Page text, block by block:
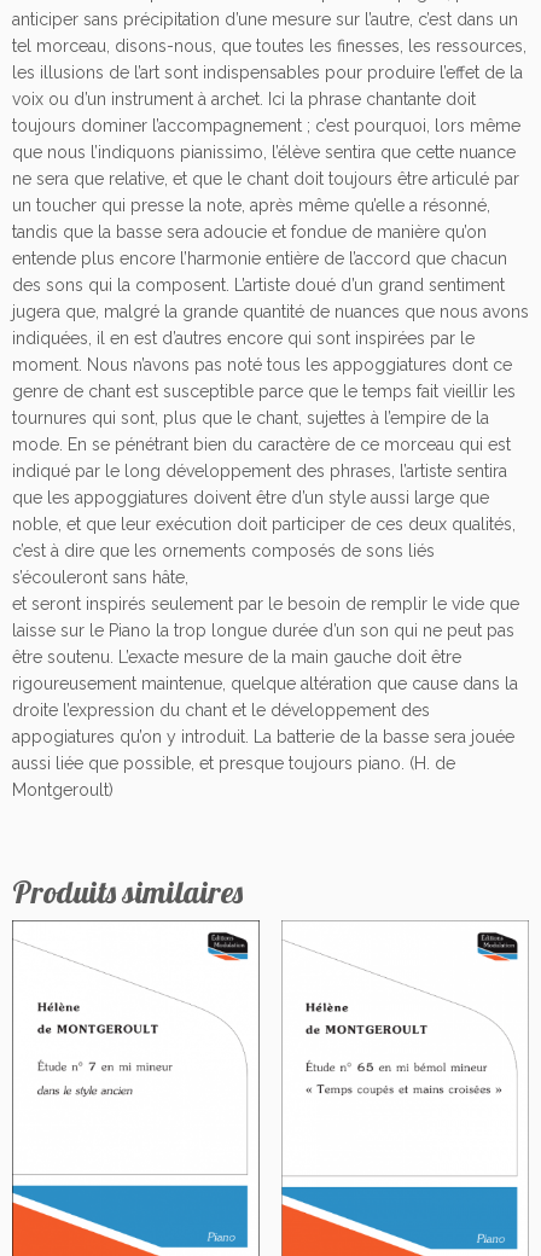
anticiper sans précipitation d’une mesure sur l’autre, c’est dans un
tel morceau, disons-nous, que toutes les finesses, les ressources,
les illusions de l’art sont indispensables pour produire l’effet de la
voix ou d’un instrument à archet. Ici la phrase chantante doit
toujours dominer l’accompagnement ; c’est pourquoi, lors même
que nous l’indiquons pianissimo, l’élève sentira que cette nuance
ne sera que relative, et que le chant doit toujours être articulé par
un toucher qui presse la note, après même qu’elle a résonné,
tandis que la basse sera adoucie et fondue de manière qu’on
entende plus encore l’harmonie entière de l’accord que chacun
des sons qui la composent. L’artiste doué d’un grand sentiment
jugera que, malgré la grande quantité de nuances que nous avons
indiquées, il en est d’autres encore qui sont inspirées par le
moment. Nous n’avons pas noté tous les appoggiatures dont ce
genre de chant est susceptible parce que le temps fait vieillir les
tournures qui sont, plus que le chant, sujettes à l’empire de la
mode. En se pénétrant bien du caractère de ce morceau qui est
indiqué par le long développement des phrases, l’artiste sentira
que les appoggiatures doivent être d’un style aussi large que
noble, et que leur exécution doit participer de ces deux qualités,
c’est à dire que les ornements composés de sons liés
s’écouleront sans hâte,
et seront inspirés seulement par le besoin de remplir le vide que
laisse sur le Piano la trop longue durée d’un son qui ne peut pas
être soutenu. L’exacte mesure de la main gauche doit être
rigoureusement maintenue, quelque altération que cause dans la
droite l’expression du chant et le développement des
appogiatures qu’on y introduit. La batterie de la basse sera jouée
aussi liée que possible, et presque toujours piano. (H. de
Montgeroult)
Produits similaires